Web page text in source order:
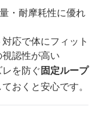
・耐摩耗性に優れ
応で体にフィット
認性が高い
を防ぐ固定ループ
おくと安心です。